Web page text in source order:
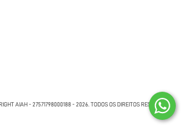
AIAH - 27571798000188 - 2026. TODOS OS DIREITOS RESERVADOS.